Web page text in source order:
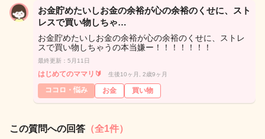
お金貯めたいしお金の余裕が心の余裕のくせに、スト
レスで買い物しちゃ…
お金貯めたいしお金の余裕が心の余裕のくせに、ストレ
スで買い物しちゃうの本当嫌ー！！！！！！！
最終更新：5月11日
はじめてのママリ🔰 生後10ヶ月, 2歳9ヶ月
ココロ・悩み お金 買い物
この質問への回答 （全1件）